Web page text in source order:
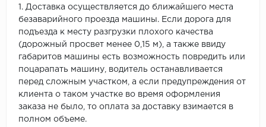
1. Доставка осуществляется до ближайшего места
безаварийного проезда машины. Если дорога для
подъезда к месту разгрузки плохого качества
(дорожный просвет менее 0,15 м), а также ввиду
габаритов машины есть возможность повредить или
поцарапать машину, водитель останавливается
перед сложным участком, а если предупреждения от
клиента о таком участке во время оформления
заказа не было, то оплата за доставку взимается в
полном объеме.